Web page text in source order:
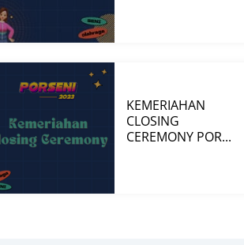
KEMERIAHAN
CLOSING
CEREMONY POR...